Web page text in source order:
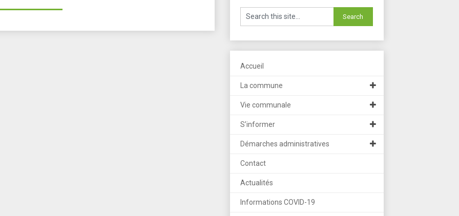
Accueil
La commune
Vie communale
S’informer
Démarches administratives
Contact
Actualités
Informations COVID-19